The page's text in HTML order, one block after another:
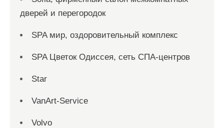
дверей и перегородок
SPA мир, оздоровительный комплекс
SPA Цветок Одиссея, сеть СПА-центров
Star
VanArt-Service
Volvo